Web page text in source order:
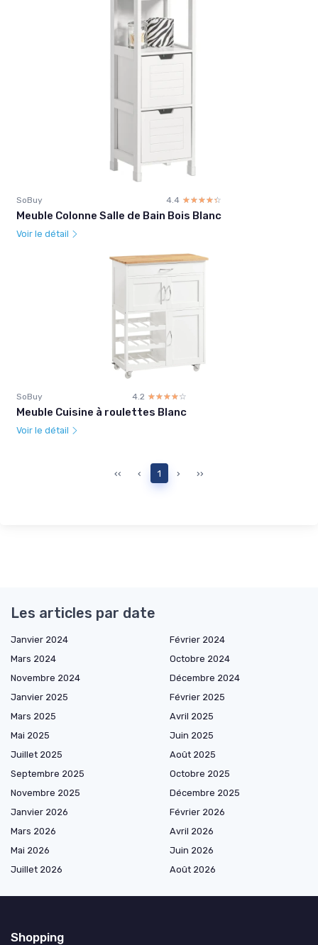
SoBuy 4.4 ☆☆☆☆☆
★★★★★
Meuble Colonne Salle de Bain Bois Blanc
Voir le détail
SoBuy 4.2 ☆☆☆☆☆
★★★★★
Meuble Cuisine à roulettes Blanc
Voir le détail
‹‹ ‹ 1 › ››
Les articles par date
Janvier 2024
Février 2024
Mars 2024
Octobre 2024
Novembre 2024
Décembre 2024
Janvier 2025
Février 2025
Mars 2025
Avril 2025
Mai 2025
Juin 2025
Juillet 2025
Août 2025
Septembre 2025
Octobre 2025
Novembre 2025
Décembre 2025
Janvier 2026
Février 2026
Mars 2026
Avril 2026
Mai 2026
Juin 2026
Juillet 2026
Août 2026
Shopping